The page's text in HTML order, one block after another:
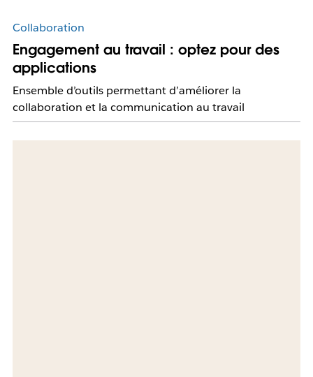
Collaboration
Engagement au travail : optez pour des
applications
Ensemble d’outils permettant d’améliorer la
collaboration et la communication au travail